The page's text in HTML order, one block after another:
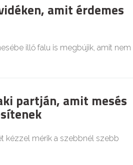
amit érdemes
illő falu is megbújik, amit nem
partján, amit mesés
kézzel mérik a szebbnél szebb